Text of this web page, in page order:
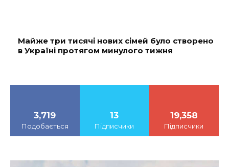
Майже три тисячі нових сімей було створено
в Україні протягом минулого тижня
3,719
Подобається
13
Підписчики
19,358
Підписчики